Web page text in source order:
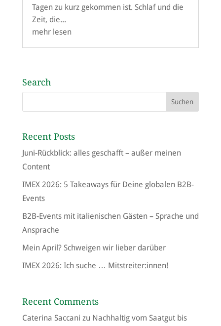
Tagen zu kurz gekommen ist. Schlaf und die
Zeit, die...
mehr lesen
Search
Recent Posts
Juni-Rückblick: alles geschafft – außer meinen
Content
IMEX 2026: 5 Takeaways für Deine globalen B2B-
Events
B2B-Events mit italienischen Gästen – Sprache und
Ansprache
Mein April? Schweigen wir lieber darüber
IMEX 2026: Ich suche … Mitstreiter:innen!
Recent Comments
Caterina Saccani zu Nachhaltig vom Saatgut bis